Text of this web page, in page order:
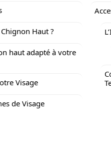
Haut ?
haut adapté à votre
Visage
de Visage